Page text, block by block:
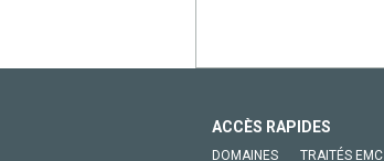
ACCÈS RAPIDES
DOMAINES TRAITÉS EMC